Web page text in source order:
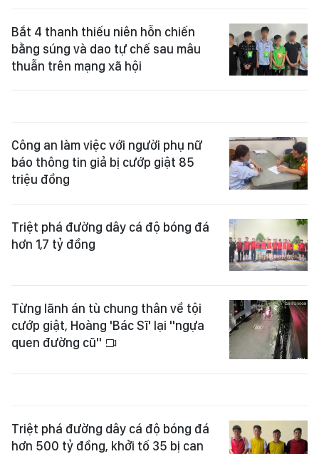
Bắt 4 thanh thiếu niên hỗn chiến
bằng súng và dao tự chế sau mâu
thuẫn trên mạng xã hội
Công an làm việc với người phụ nữ
báo thông tin giả bị cướp giật 85
triệu đồng
Triệt phá đường dây cá độ bóng đá
hơn 1,7 tỷ đồng
Từng lãnh án tù chung thân về tội
cướp giật, Hoàng 'Bác Sĩ' lại "ngựa
quen đường cũ"
Triệt phá đường dây cá độ bóng đá
hơn 500 tỷ đồng, khởi tố 35 bị can